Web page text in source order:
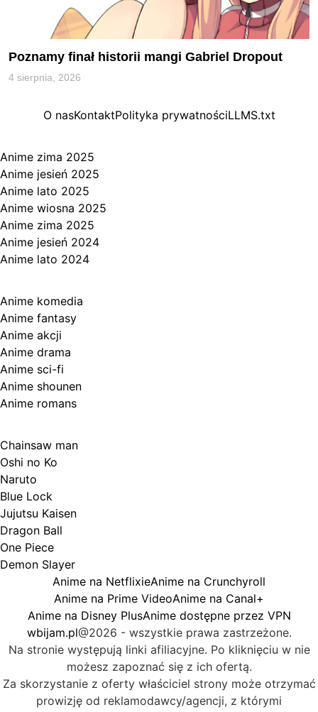
Poznamy finał historii mangi Gabriel Dropout
4 sierpnia, 2026
O nasKontaktPolityka prywatnościLLMS.txt
Anime zima 2025
Anime jesień 2025
Anime lato 2025
Anime wiosna 2025
Anime zima 2025
Anime jesień 2024
Anime lato 2024
Anime komedia
Anime fantasy
Anime akcji
Anime drama
Anime sci-fi
Anime shounen
Anime romans
Chainsaw man
Oshi no Ko
Naruto
Blue Lock
Jujutsu Kaisen
Dragon Ball
One Piece
Demon Slayer
Anime na NetflixieAnime na Crunchyroll
Anime na Prime VideoAnime na Canal+
Anime na Disney PlusAnime dostępne przez VPN
wbijam.pl@2026 - wszystkie prawa zastrzeżone.
Na stronie występują linki afiliacyjne. Po kliknięciu w nie
możesz zapoznać się z ich ofertą.
Za skorzystanie z oferty właściciel strony może otrzymać
prowizję od reklamodawcy/agencji, z którymi